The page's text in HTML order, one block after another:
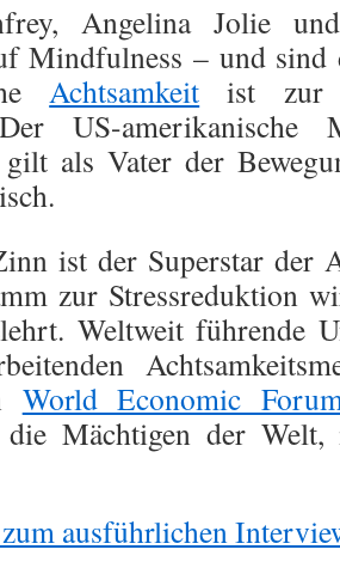
Angelina Jolie
Mindfulness – und
Achtsamkeit ist zur
US-amerikanische
gilt als Vater der
ist der Superstar der
zur Stressreduktion
Weltweit führende
World Economic
die Mächtigen der
ausführlichen